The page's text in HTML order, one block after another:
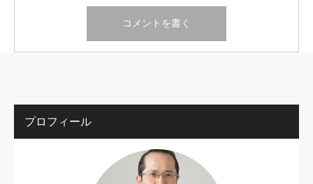
プロフィール